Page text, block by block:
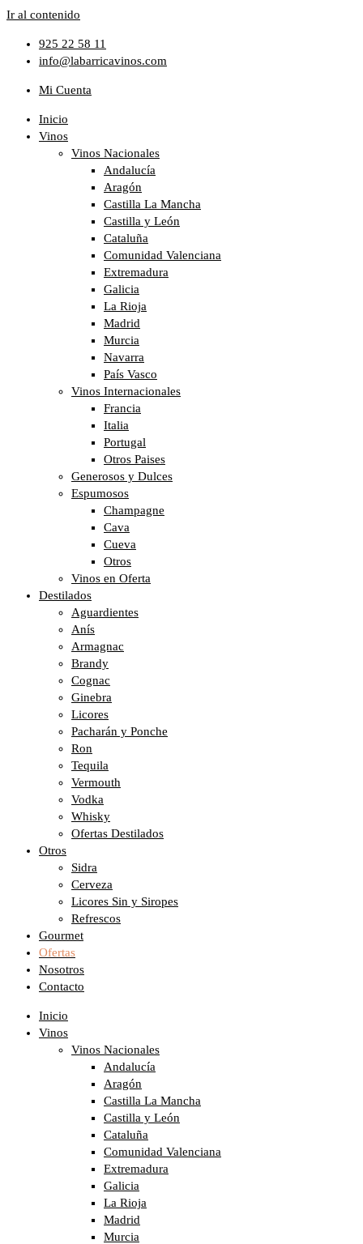
Ir al contenido
925 22 58 11
info@labarricavinos.com
Mi Cuenta
Inicio
Vinos
Vinos Nacionales
Andalucía
Aragón
Castilla La Mancha
Castilla y León
Cataluña
Comunidad Valenciana
Extremadura
Galicia
La Rioja
Madrid
Murcia
Navarra
País Vasco
Vinos Internacionales
Francia
Italia
Portugal
Otros Paises
Generosos y Dulces
Espumosos
Champagne
Cava
Cueva
Otros
Vinos en Oferta
Destilados
Aguardientes
Anís
Armagnac
Brandy
Cognac
Ginebra
Licores
Pacharán y Ponche
Ron
Tequila
Vermouth
Vodka
Whisky
Ofertas Destilados
Otros
Sidra
Cerveza
Licores Sin y Siropes
Refrescos
Gourmet
Ofertas
Nosotros
Contacto
Inicio
Vinos
Vinos Nacionales
Andalucía
Aragón
Castilla La Mancha
Castilla y León
Cataluña
Comunidad Valenciana
Extremadura
Galicia
La Rioja
Madrid
Murcia